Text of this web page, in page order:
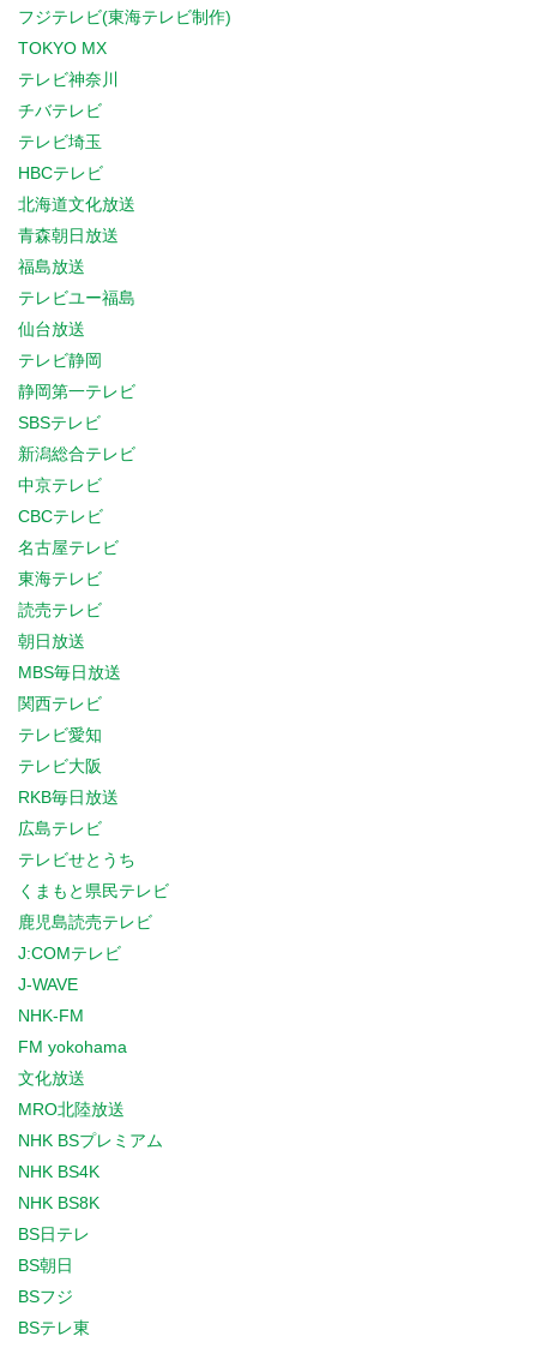
フジテレビ(東海テレビ制作)
TOKYO MX
テレビ神奈川
チバテレビ
テレビ埼玉
HBCテレビ
北海道文化放送
青森朝日放送
福島放送
テレビユー福島
仙台放送
テレビ静岡
静岡第一テレビ
SBSテレビ
新潟総合テレビ
中京テレビ
CBCテレビ
名古屋テレビ
東海テレビ
読売テレビ
朝日放送
MBS毎日放送
関西テレビ
テレビ愛知
テレビ大阪
RKB毎日放送
広島テレビ
テレビせとうち
くまもと県民テレビ
鹿児島読売テレビ
J:COMテレビ
J-WAVE
NHK-FM
FM yokohama
文化放送
MRO北陸放送
NHK BSプレミアム
NHK BS4K
NHK BS8K
BS日テレ
BS朝日
BSフジ
BSテレ東